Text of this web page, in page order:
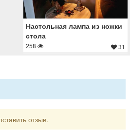
Настольная лампа из ножки
стола
258 31
отзыв.